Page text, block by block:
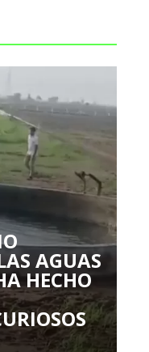
AGUAS
HECHO